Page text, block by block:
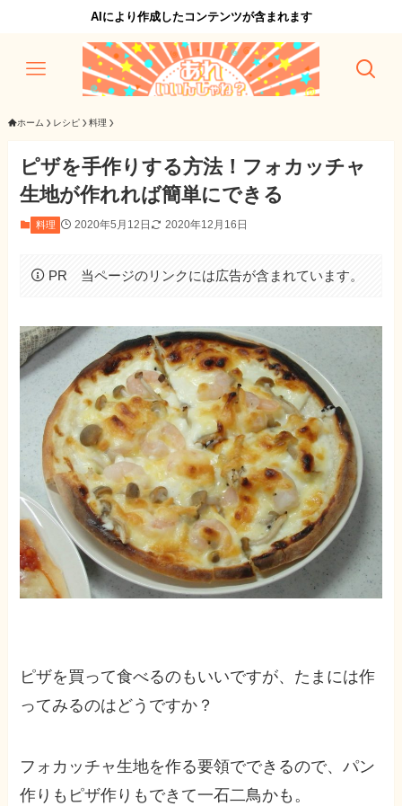
AIにより作成したコンテンツが含まれます
ホーム レシピ 料理
ピザを手作りする方法！フォカッチャ
生地が作れれば簡単にできる
料理 2020年5月12日 2020年12月16日
PR 当ページのリンクには広告が含まれています。
ピザを買って食べるのもいいですが、たまには作
ってみるのはどうですか？
フォカッチャ生地を作る要領でできるので、パン
作りもピザ作りもできて一石二鳥かも。